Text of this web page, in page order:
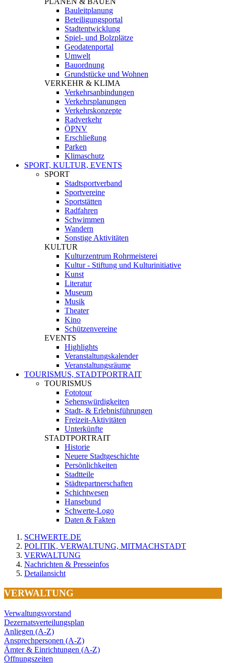
Bauleitplanung
Beteiligungsportal
Stadtentwicklung
Spiel- und Bolzplätze
Geodatenportal
Umwelt
Bauordnung
Grundstücke und Wohnen
VERKEHR & KLIMA
Verkehrsanbindungen
Verkehrsplanungen
Verkehrskonzepte
Radverkehr
ÖPNV
Erschließung
Parken
Klimaschutz
SPORT, KULTUR, EVENTS
SPORT
Stadtsportverband
Sportvereine
Sportstätten
Radfahren
Schwimmen
Wandern
Sonstige Aktivitäten
KULTUR
Kulturzentrum Rohrmeisterei
Kultur - Stiftung und Kulturinitiative
Kunst
Literatur
Museum
Musik
Theater
Kino
Schützenvereine
EVENTS
Highlights
Veranstaltungskalender
Veranstaltungsräume
TOURISMUS, STADTPORTRAIT
TOURISMUS
Fototour
Sehenswürdigkeiten
Stadt- & Erlebnisführungen
Freizeit-Aktivitäten
Unterkünfte
STADTPORTRAIT
Historie
Neuere Stadtgeschichte
Persönlichkeiten
Stadtteile
Städtepartnerschaften
Schichtwesen
Hansebund
Schwerte-Logo
Daten & Fakten
SCHWERTE.DE
POLITIK, VERWALTUNG, MITMACHSTADT
VERWALTUNG
Nachrichten & Presseinfos
Detailansicht
VERWALTUNG
Verwaltungsvorstand
Dezernatsverteilungsplan
Anliegen (A-Z)
Ansprechpersonen (A-Z)
Ämter & Einrichtungen (A-Z)
Öffnungszeiten